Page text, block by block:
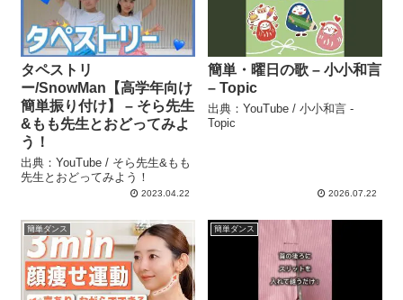
タペストリ
ー/SnowMan【高学年向け
簡単振り付け】 – そら先生
&もも先生とおどってみよ
う！
出典：YouTube / そら先生&もも
先生とおどってみよう！
2023.04.22
簡単・曜日の歌 – 小小和言
– Topic
出典：YouTube / 小小和言 -
Topic
2026.07.22
簡単ダンス 簡単ダンス